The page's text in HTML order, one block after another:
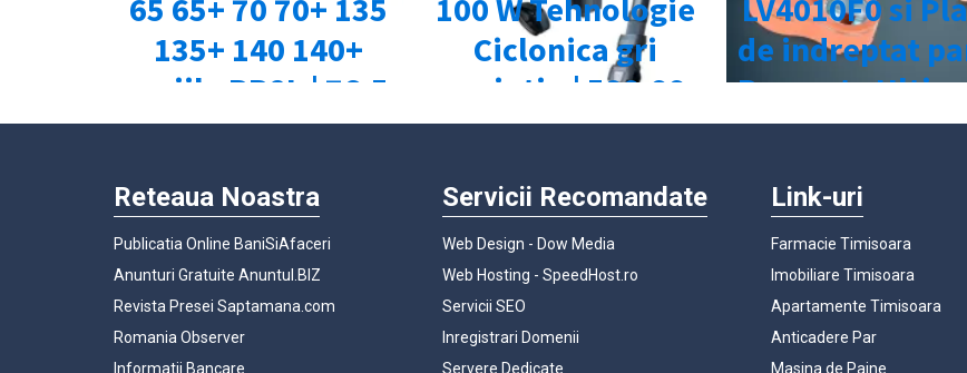
Reteaua Noastra
Publicatia Online BaniSiAfaceri
Anunturi Gratuite Anuntul.BIZ
Revista Presei Saptamana.com
Romania Observer
Informatii Bancare
Servicii Recomandate
Web Design - Dow Media
Web Hosting - SpeedHost.ro
Servicii SEO
Inregistrari Domenii
Servere Dedicate
Link-uri
Farmacie Timisoara
Imobiliare Timisoara
Apartamente Timisoara
Anticadere Par
Masina de Paine